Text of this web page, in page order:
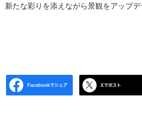
新たな彩りを添えながら景観をアップデ